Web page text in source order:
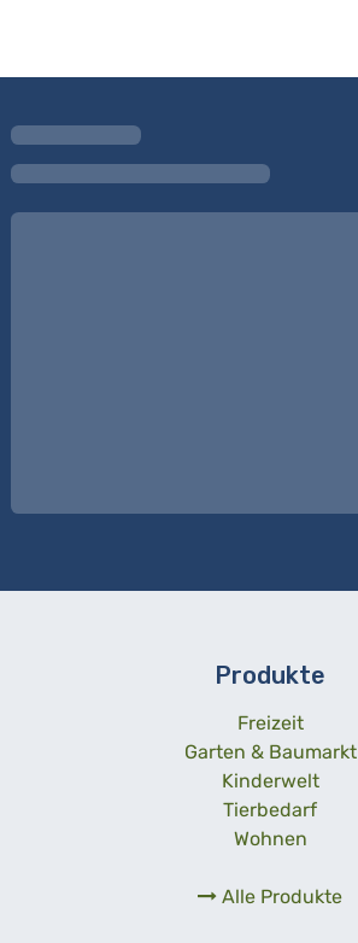
Produkte
Freizeit
Garten & Baumarkt
Kinderwelt
Tierbedarf
Wohnen
Alle Produkte